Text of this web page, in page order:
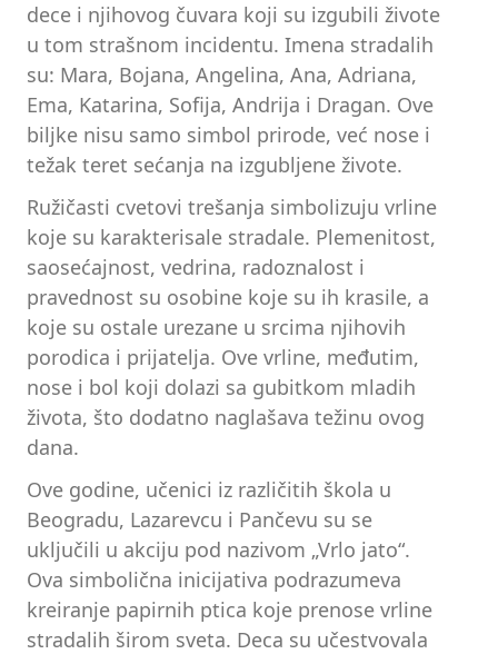
dece i njihovog čuvara koji su izgubili živote
u tom strašnom incidentu. Imena stradalih
su: Mara, Bojana, Angelina, Ana, Adriana,
Ema, Katarina, Sofija, Andrija i Dragan. Ove
biljke nisu samo simbol prirode, već nose i
težak teret sećanja na izgubljene živote.
Ružičasti cvetovi trešanja simbolizuju vrline
koje su karakterisale stradale. Plemenitost,
saosećajnost, vedrina, radoznalost i
pravednost su osobine koje su ih krasile, a
koje su ostale urezane u srcima njihovih
porodica i prijatelja. Ove vrline, međutim,
nose i bol koji dolazi sa gubitkom mladih
života, što dodatno naglašava težinu ovog
dana.
Ove godine, učenici iz različitih škola u
Beogradu, Lazarevcu i Pančevu su se
uključili u akciju pod nazivom „Vrlo jato“.
Ova simbolična inicijativa podrazumeva
kreiranje papirnih ptica koje prenose vrline
stradalih širom sveta. Deca su učestvovala